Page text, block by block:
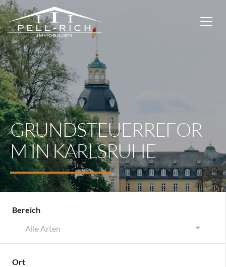
GRUNDSTEUERREFOR
M IN KARLSRUHE
Bereich
Alle Arten
Ort